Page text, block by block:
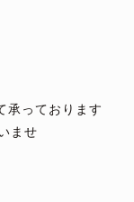
承っております
ませ